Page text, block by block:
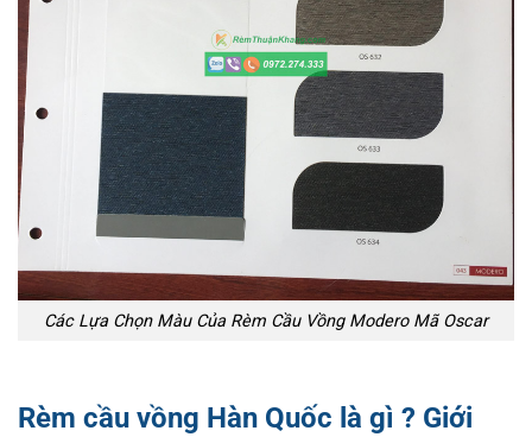
Các Lựa Chọn Màu Của Rèm Cầu Vồng Modero Mã Oscar
Rèm cầu vồng Hàn Quốc là gì ? Giới